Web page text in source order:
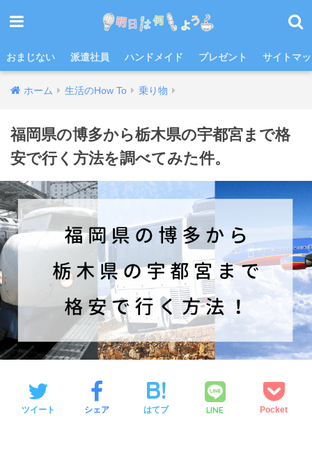
おまじない 派遣社員 ハンドメイド プレゼント サイトマ
ホーム 生活のHow To 乗り物
福岡県の博多から栃木県の宇都宮まで格
安で行く方法を調べてみた件。
ツイート シェア はてブ LINE Pocket